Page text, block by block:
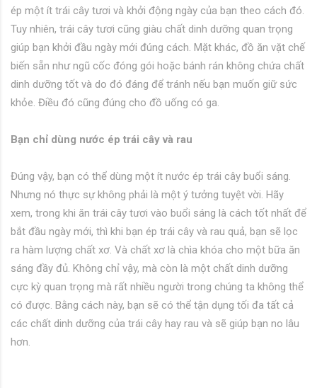
ép một ít trái cây tươi và khởi động ngày của bạn theo cách đó.
Tuy nhiên, trái cây tươi cũng giàu chất dinh dưỡng quan trọng
giúp bạn khởi đầu ngày mới đúng cách. Mặt khác, đồ ăn vặt chế
biến sẵn như ngũ cốc đóng gói hoặc bánh rán không chứa chất
dinh dưỡng tốt và do đó đáng để tránh nếu bạn muốn giữ sức
khỏe. Điều đó cũng đúng cho đồ uống có ga.
Bạn chỉ dùng nước ép trái cây và rau
Đúng vậy, bạn có thể dùng một ít nước ép trái cây buổi sáng.
Nhưng nó thực sự không phải là một ý tưởng tuyệt vời. Hãy
xem, trong khi ăn trái cây tươi vào buổi sáng là cách tốt nhất để
bắt đầu ngày mới, thì khi bạn ép trái cây và rau quả, bạn sẽ lọc
ra hàm lượng chất xơ. Và chất xơ là chìa khóa cho một bữa ăn
sáng đầy đủ. Không chỉ vậy, mà còn là một chất dinh dưỡng
cực kỳ quan trọng mà rất nhiều người trong chúng ta không thể
có được. Bằng cách này, bạn sẽ có thể tận dụng tối đa tất cả
các chất dinh dưỡng của trái cây hay rau và sẽ giúp bạn no lâu
hơn.